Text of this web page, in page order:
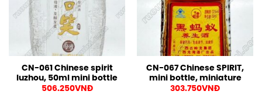
CN-061 Chinese spirit
luzhou, 50ml mini bottle
506.250VNĐ
CN-067 Chinese SPIRIT,
mini bottle, miniature
303.750VNĐ